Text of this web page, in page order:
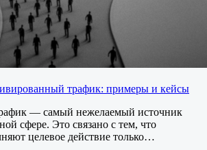
трафик: примеры и кейсы
— самый нежелаемый источник
сфере. Это связано с тем, что
целевое действие только…